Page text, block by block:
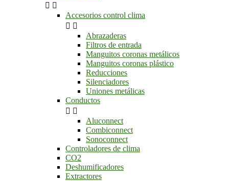
 
Accesorios control clima
 
Abrazaderas
Filtros de entrada
Manguitos coronas metálicos
Manguitos coronas plástico
Reducciones
Silenciadores
Uniones metálicas
Conductos
 
Aluconnect
Combiconnect
Sonoconnect
Controladores de clima
CO2
Deshumificadores
Extractores